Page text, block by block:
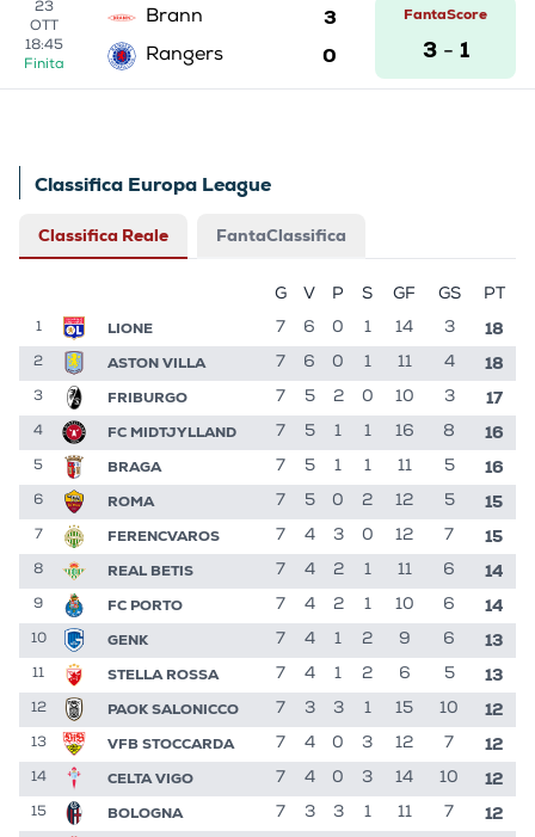
23
OTT
18:45
Finita
Brann 3
Rangers 0
FantaScore
3 - 1
Classifica Europa League
Classifica Reale FantaClassifica
G V P S GF GS PT
1 LIONE 7 6 0 1 14 3 18
2 ASTON VILLA 7 6 0 1 11 4 18
3 FRIBURGO 7 5 2 0 10 3 17
4 FC MIDTJYLLAND 7 5 1 1 16 8 16
5 BRAGA 7 5 1 1 11 5 16
6 ROMA 7 5 0 2 12 5 15
7 FERENCVAROS 7 4 3 0 12 7 15
8 REAL BETIS 7 4 2 1 11 6 14
9 FC PORTO 7 4 2 1 10 6 14
10 GENK 7 4 1 2 9 6 13
11 STELLA ROSSA 7 4 1 2 6 5 13
12 PAOK SALONICCO 7 3 3 1 15 10 12
13 VFB STOCCARDA 7 4 0 3 12 7 12
14 CELTA VIGO 7 4 0 3 14 10 12
15 BOLOGNA 7 3 3 1 11 7 12